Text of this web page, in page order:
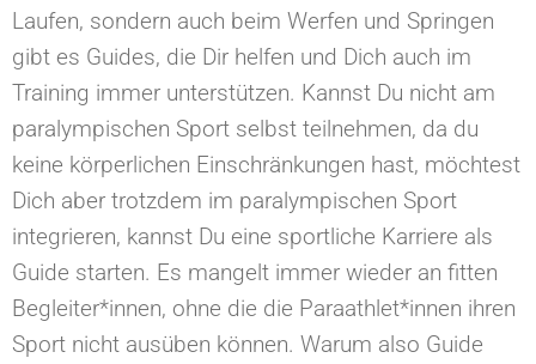
Laufen, sondern auch beim Werfen und Springen
gibt es Guides, die Dir helfen und Dich auch im
Training immer unterstützen. Kannst Du nicht am
paralympischen Sport selbst teilnehmen, da du
keine körperlichen Einschränkungen hast, möchtest
Dich aber trotzdem im paralympischen Sport
integrieren, kannst Du eine sportliche Karriere als
Guide starten. Es mangelt immer wieder an fitten
Begleiter*innen, ohne die die Paraathlet*innen ihren
Sport nicht ausüben können. Warum also Guide